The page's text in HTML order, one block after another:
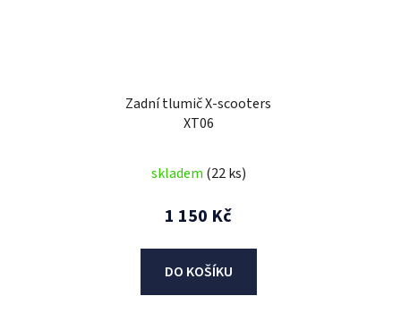
Zadní tlumič X-scooters
XT06
skladem (22 ks)
1 150 Kč
DO KOŠÍKU